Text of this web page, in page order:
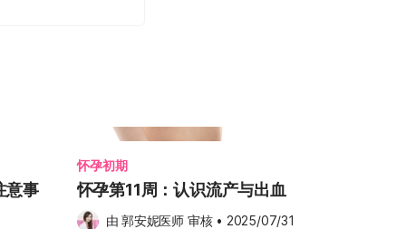
意事
怀孕初期
怀孕第11周：认识流产与出血
由 郭安妮医师 审核 • 2025/07/31